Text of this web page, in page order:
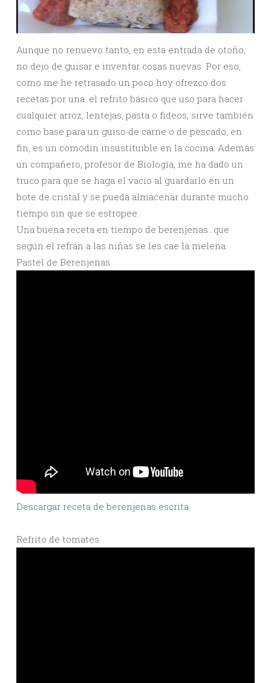
Aunque no renuevo tanto, en esta entrada de otoño,
no dejo de guisar e inventar cosas nuevas. Por eso,
como me he retrasado un poco hoy ofrezco dos
recetas por una: el refrito básico que uso para hacer
cualquier arroz, lentejas, pasta o fideos, sirve también
como base para un guiso de carne o de pescado, en
fin, es un comodín insustituible en la cocina. Además
un compañero, profesor de Biología, me ha dado un
truco para que se haga el vacío al guardarlo en un
bote de cristal y se pueda almacenar durante mucho
tiempo sin que se estropee.
Una buena receta en tiempo de berenjenas…que
según el refrán a las niñas se les cae la melena.
Pastel de Berenjenas
Descargar receta de berenjenas escrita
Refrito de tomates